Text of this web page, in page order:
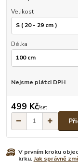
Velikost
Délka
Nejsme plátci DPH
499 Kč/set
V prvním kroku
krku.Jak správně